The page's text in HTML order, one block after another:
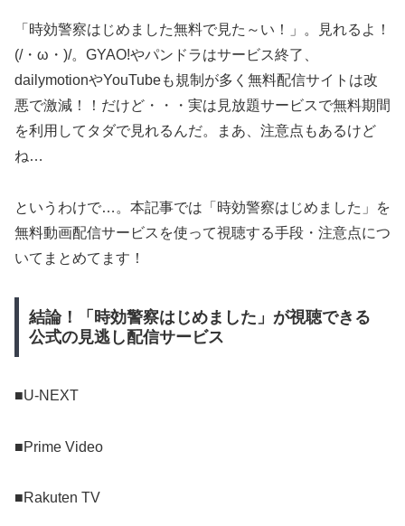
「時効警察はじめました無料で見た～い！」。見れるよ！
(/・ω・)/。GYAO!やパンドラはサービス終了、
dailymotionやYouTubeも規制が多く無料配信サイトは改
悪で激減！！だけど・・・実は見放題サービスで無料期間
を利用してタダで見れるんだ。まあ、注意点もあるけど
ね…
というわけで…。本記事では「時効警察はじめました」を
無料動画配信サービスを使って視聴する手段・注意点につ
いてまとめてます！
結論！「時効警察はじめました」が視聴できる
公式の見逃し配信サービス
■U-NEXT
■Prime Video
■Rakuten TV